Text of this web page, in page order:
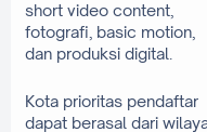
short video content,
fotografi, basic motion,
dan produksi digital.
Kota prioritas pendaftar
dapat berasal dari